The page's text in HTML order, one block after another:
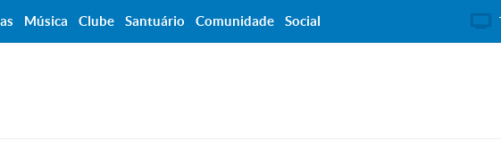
Música Clube Santuário Comunidade Social